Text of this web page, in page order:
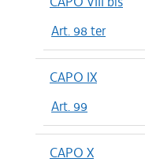
Art. 98 ter
CAPO IX
Art. 99
CAPO X